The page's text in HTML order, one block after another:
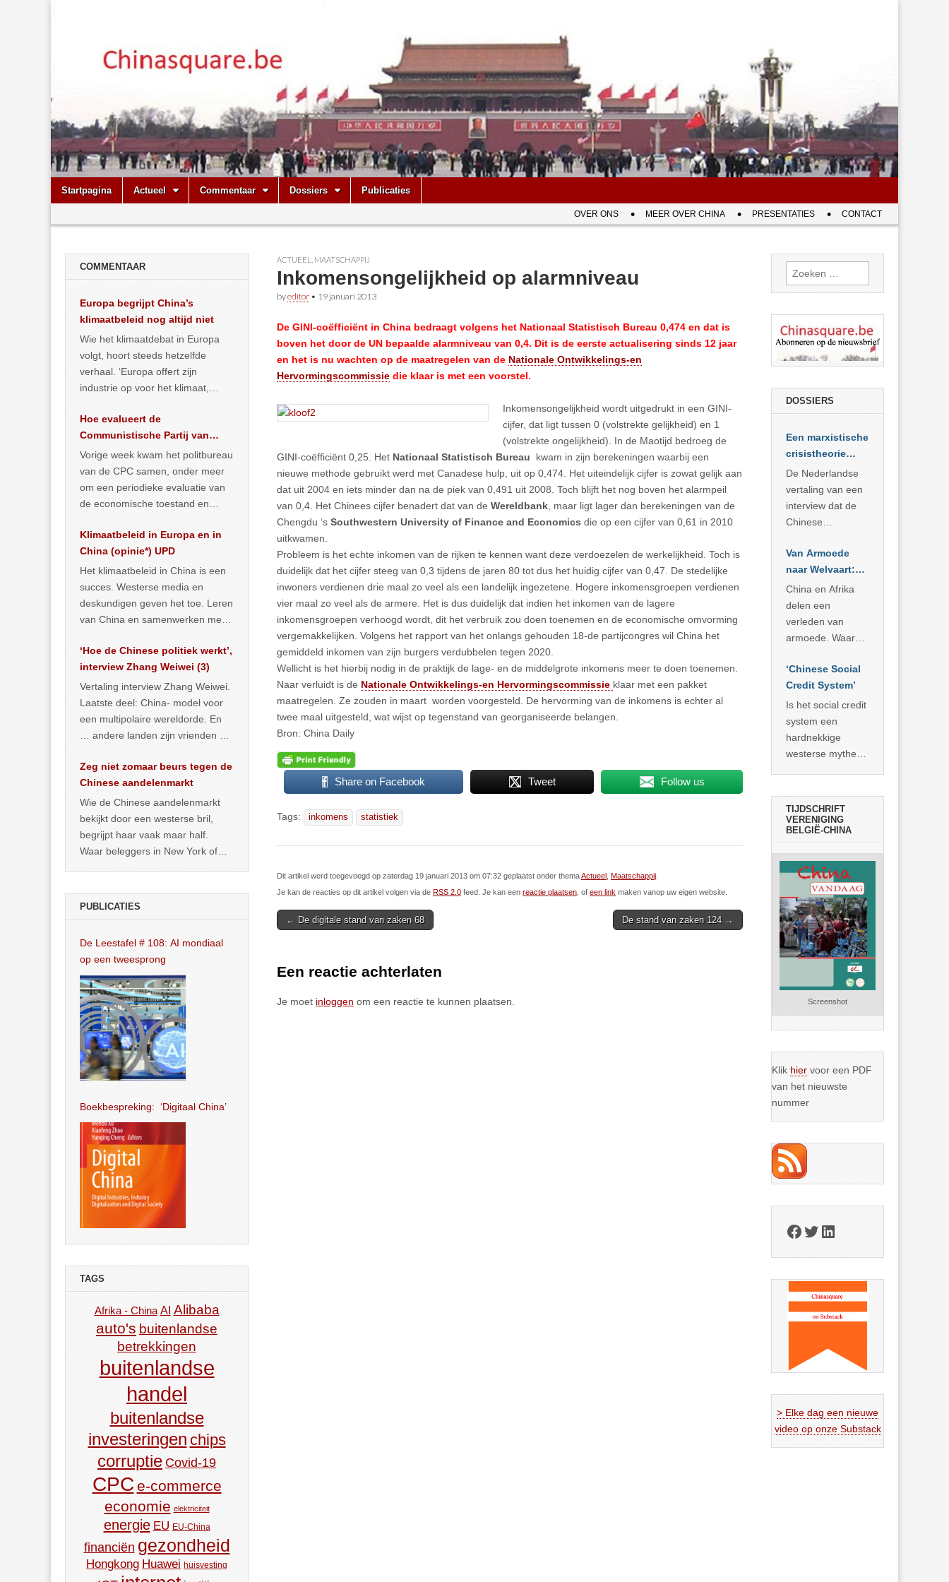
Chinasquare.be
Main
menu
Skip
Startpagina Actueel Commentaar Dossiers Publicaties
menu
OVER ONS MEER OVER CHINA PRESENTATIES CONTACT
ACTUEEL MAATSCHAPPIJ
Inkomensongelijkheid op alarmniveau
byeditor • 19 januari 2013
De GINI-coëfficiënt in China bedraagt volgens het Nationaal Statistisch Bureau 0,474 en dat is
boven het door de UN bepaalde alarmniveau van 0,4. Dit is de eerste actualisering sinds 12 jaar
en het is nu wachten op de maatregelen van de Nationale Ontwikkelings-en
Hervormingscommissie die klaar is met een voorstel.
Inkomensongelijkheid wordt uitgedrukt in een GINI-
cijfer, dat ligt tussen 0 (volstrekte gelijkheid) en 1
(volstrekte ongelijkheid). In de Maotijd bedroeg de
GINI-coëfficiënt 0,25. Het Nationaal Statistisch Bureau kwam in zijn berekeningen waarbij een
nieuwe methode gebruikt werd met Canadese hulp, uit op 0,474. Het uiteindelijk cijfer is zowat gelijk aan
dat uit 2004 en iets minder dan na de piek van 0,491 uit 2008. Toch blijft het nog boven het alarmpeil
van 0,4. Het Chinees cijfer benadert dat van de Wereldbank , maar ligt lager dan berekeningen van de
Chengdu ‘s Southwestern University of Finance and Economics die op een cijfer van 0,61 in 2010
uitkwamen.
Probleem is het echte inkomen van de rijken te kennen want deze verdoezelen de werkelijkheid. Toch is
duidelijk dat het cijfer steeg van 0,3 tijdens de jaren 80 tot dus het huidig cijfer van 0,47. De stedelijke
inwoners verdienen drie maal zo veel als een landelijk ingezetene. Hogere inkomensgroepen verdienen
vier maal zo veel als de armere. Het is dus duidelijk dat indien het inkomen van de lagere
inkomensgroepen verhoogd wordt, dit het verbruik zou doen toenemen en de economische omvorming
vergemakkelijken. Volgens het rapport van het onlangs gehouden 18-de partijcongres wil China het
gemiddeld inkomen van zijn burgers verdubbelen tegen 2020.
Wellicht is het hierbij nodig in de praktijk de lage- en de middelgrote inkomens meer te doen toenemen.
Naar verluidt is de Nationale Ontwikkelings-en Hervormingscommissie klaar met een pakket
maatregelen. Ze zouden in maart worden voorgesteld. De hervorming van de inkomens is echter al
twee maal uitgesteld, wat wijst op tegenstand van georganiseerde belangen.
Bron: China Daily
Share on Facebook Tweet Follow us
Tags: inkomens statistiek
Dit artikel werd toegevoegd op zaterdag 19 januari 2013 om 07:32 geplaatst onder themaActueel Maatschappij
Je kan de reacties op dit artikel volgen via de RSS 2.0 feed. Je kan een reactie plaatsen , of een link maken vanop uw eigen website.
Post
← De digitale stand van zaken 68 De stand van zaken 124 →
Een reactie achterlaten
Je moet inloggen om een reactie te kunnen plaatsen.
COMMENTAAR
Europa begrijpt China’s
klimaatbeleid nog altijd niet
Wie het klimaatdebat in Europa
volgt, hoort steeds hetzelfde
verhaal. ‘Europa offert zijn
industrie op voor het klimaat,
vergroening… >> lees meer
Hoe evalueert de
Communistische Partij van
China de economische
situatie?
Vorige week kwam het politbureau
van de CPC samen, onder meer
om een periodieke evaluatie van
de economische toestand en
publiceerden… >> lees meer
Klimaatbeleid in Europa en in
China (opinie*) UPD
Het klimaatbeleid in China is een
succes. Westerse media en
deskundigen geven het toe. Leren
van China en samenwerken met
… >> lees meer
‘Hoe de Chinese politiek werkt’,
interview Zhang Weiwei (3)
Vertaling interview Zhang Weiwei.
Laatste deel: China- model voor
een multipolaire wereldorde. En
… andere landen zijn vrienden of
Zeg niet zomaar beurs tegen de
Chinese aandelenmarkt
Wie de Chinese aandelenmarkt
bekijkt door een westerse bril,
begrijpt haar vaak maar half.
Waar beleggers in New York of
PUBLICATIES
De Leestafel # 108: AI mondiaal
op een tweesprong
Boekbespreking: ‘Digitaal China’
TAGS
Afrika - China AI Alibaba
auto's buitenlandse
betrekkingen
buitenlandse
handel
buitenlandse
investeringen chips
corruptie Covid-19
CPC e-commerce
economie elektriciteit
energie EU EU-China
financiën gezondheid
Hongkong Huawei huisvesting
Zoeken
naar:
DOSSIERS
Een marxistische
crisistheorie
voor vandaag
De Nederlandse
vertaling van een
interview dat de
Chinese
Sociale
Wetenschappen
afnam van de
Britse
marxistische
econoom Michael
zien dat
… >> lees meer
Van Armoede
naar Welvaart:
Wat Afrika kan
leren van
China’s
economisch
China en Afrika
delen een
verleden van
armoede. Waar
voorbije veertig
jaar in slaagde
meer dan 800
miljoen mensen
uit de armoede
… >> lees meer
‘Chinese Social
Credit System’
Is het social credit
system een
hardnekkige
westerse mythe of
TIJDSCHRIFT
VERENIGING
BELGIË-CHINA
Screenshot
Klik hier voor een PDF
van het nieuwste
nummer
Facebook
Twitter
LinkedIn
> Elke dag een nieuwe
video op onze Substack